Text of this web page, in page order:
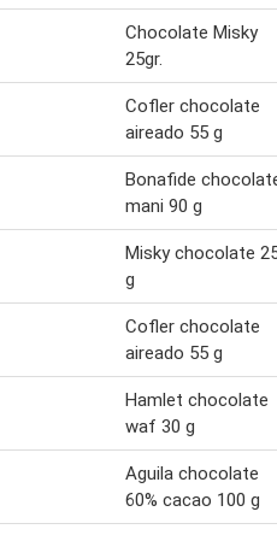
Chocolate Misky
25gr.
Cofler chocolate
aireado 55 g
Bonafide
mani 90 g
Misky chocolate
g
Cofler chocolate
aireado 55 g
Hamlet chocolate
waf 30 g
Aguila chocolate
60% cacao 100 g